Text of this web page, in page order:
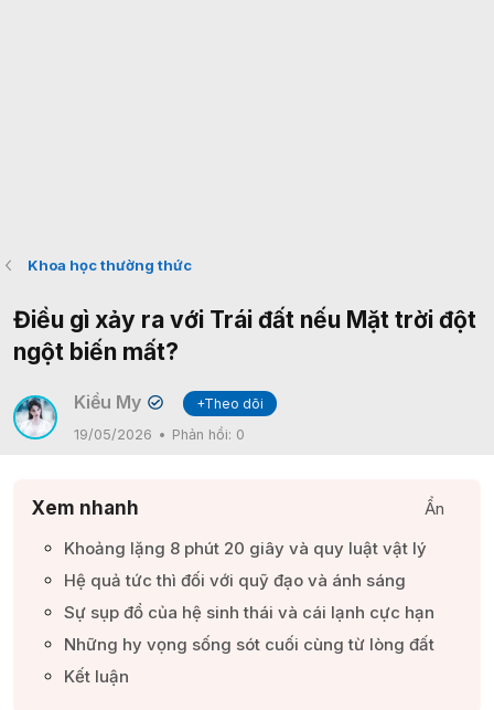
Khoa học thường thức
Điều gì xảy ra với Trái đất nếu Mặt trời đột
ngột biến mất?
Kiều My ✔
+Theo dõi
19/05/2026
Phản hồi: 0
Xem nhanh
Ẩn
Khoảng lặng 8 phút 20 giây và quy luật vật lý​
Hệ quả tức thì đối với quỹ đạo và ánh sáng​
Sự sụp đổ của hệ sinh thái và cái lạnh cực hạn​
Những hy vọng sống sót cuối cùng từ lòng đất​
Kết luận​